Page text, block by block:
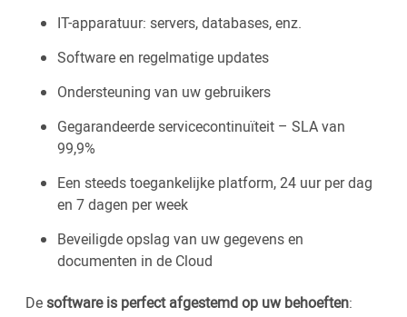
IT-apparatuur: servers, databases, enz.
Software en regelmatige updates
Ondersteuning van uw gebruikers
Gegarandeerde servicecontinuïteit – SLA van
99,9%
Een steeds toegankelijke platform, 24 uur per dag
en 7 dagen per week
Beveiligde opslag van uw gegevens en
documenten in de Cloud
De software is perfect afgestemd op uw behoeften: